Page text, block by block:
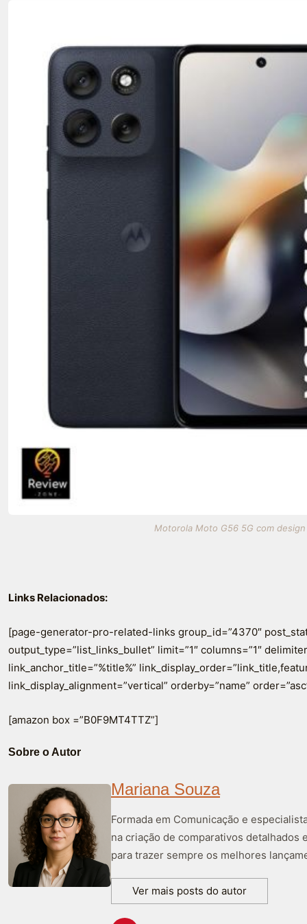
Motorola Moto G56 5G com
Links Relacionados:
[page-generator-pro-related-links group_id=”4370″
output_type=”list_links_bullet” limit=”1″ columns=”1″
link_anchor_title=”%title%”
link_display_alignment=”vertical” orderby=”name”
[amazon box =”B0F9MT4TTZ”]
Sobre o Autor
Mariana Souza
Formada em Comunicação e
na criação de comparativos detalhados
para trazer sempre os melhores
Ver mais posts do autor